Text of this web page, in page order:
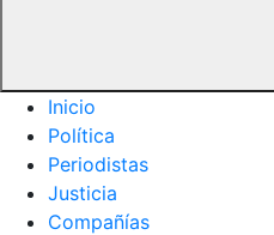
Inicio
Política
Periodistas
Justicia
Compañías